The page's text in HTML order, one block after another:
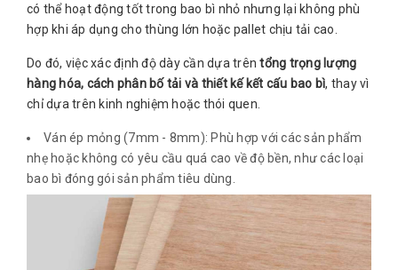
có thể hoạt động tốt trong bao bì nhỏ nhưng lại không phù
hợp khi áp dụng cho thùng lớn hoặc pallet chịu tải cao.
Do đó, việc xác định độ dày cần dựa trêntổng trọng lượng
hàng hóa, cách phân bố tải và thiết kế kết cấu bao bì, thay vì
chỉ dựa trên kinh nghiệm hoặc thói quen.
Ván ép mỏng (7mm - 8mm): Phù hợp với các sản phẩm
nhẹ hoặc không có yêu cầu quá cao về độ bền, như các loại
bao bì đóng gói sản phẩm tiêu dùng.